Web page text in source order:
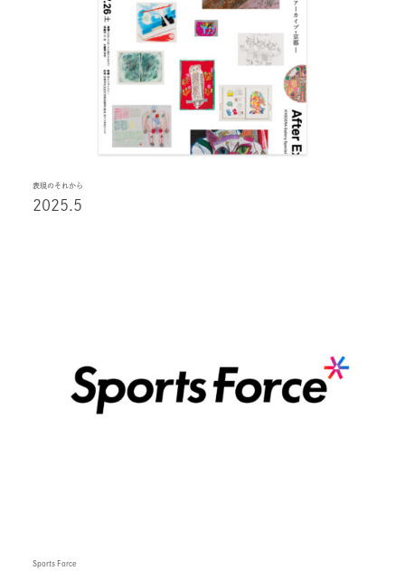
表現のそれから
2025.5
Sports Force